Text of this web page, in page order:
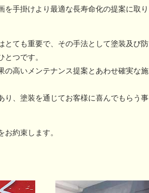
手掛けより最適な長寿命化の提案に取り
とても重要で、その手法として塗装及び防
つです。
の高いメンテナンス提案とあわせ確実な施
り、塗装を通じてお客様に喜んでもらう事
約束します。